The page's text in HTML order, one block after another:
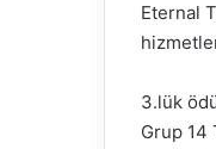
Eternal
3.lük
Grup 14